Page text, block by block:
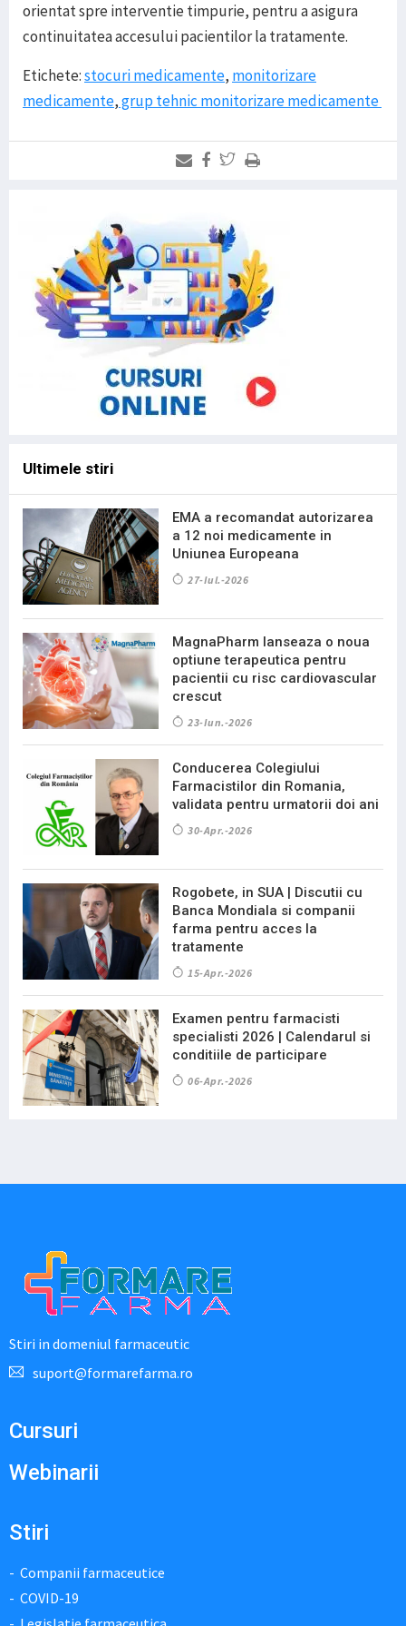
orientat spre interventie timpurie, pentru a asigura
continuitatea accesului pacientilor la tratamente.
Etichete:stocuri medicamente, monitorizare
medicamente,grup tehnic monitorizare medicamente
Ultimele stiri
EMA a recomandat autorizarea
a 12 noi medicamente in
Uniunea Europeana
27-Iul.-2026
MagnaPharm lanseaza o noua
optiune terapeutica pentru
pacientii cu risc cardiovascular
crescut
23-Iun.-2026
Conducerea Colegiului
Farmacistilor din Romania,
validata pentru urmatorii doi ani
30-Apr.-2026
Rogobete, in SUA | Discutii cu
Banca Mondiala si companii
farma pentru acces la
tratamente
15-Apr.-2026
Examen pentru farmacisti
specialisti 2026 | Calendarul si
conditiile de participare
06-Apr.-2026
Stiri in domeniul farmaceutic
suport@formarefarma.ro
Cursuri
Webinarii
Stiri
Companii farmaceutice
COVID-19